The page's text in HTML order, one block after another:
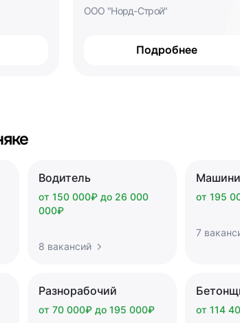
ООО "Норд-Строй"
Подробнее
Водитель
от 150 000₽ до 26 000
000₽
8 вакансий
от 195
7
Разнорабочий
от 70 000₽ до 195 000₽ от 114